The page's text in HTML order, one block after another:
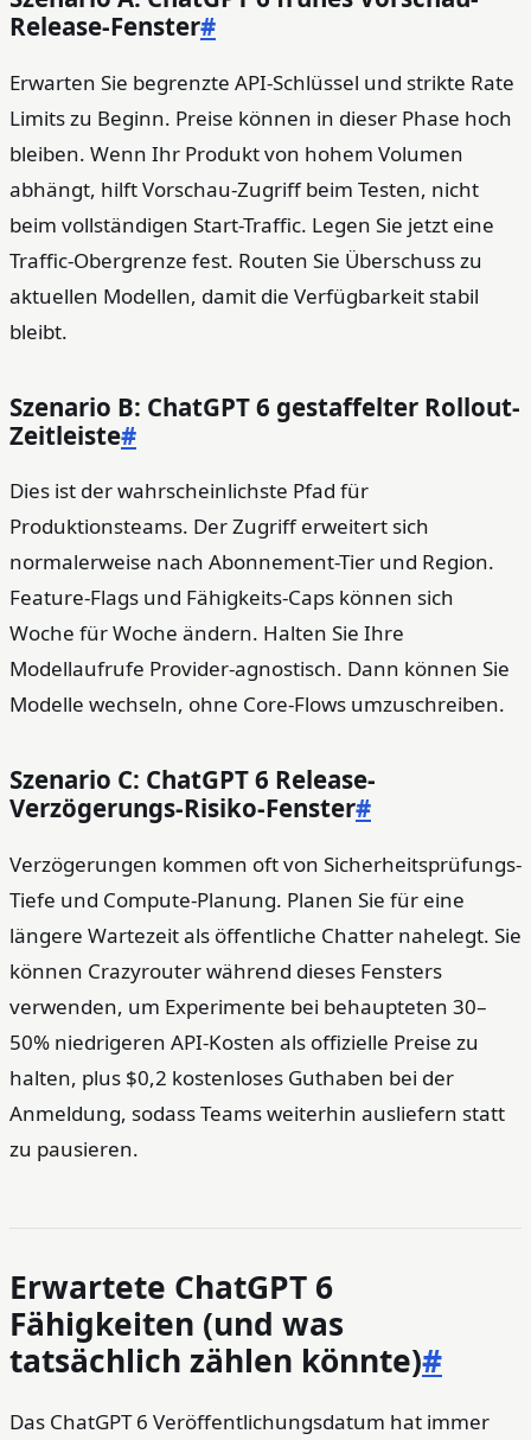
Release-Fenster#
Erwarten Sie begrenzte API-Schlüssel und strikte Rate
Limits zu Beginn. Preise können in dieser Phase hoch
bleiben. Wenn Ihr Produkt von hohem Volumen
abhängt, hilft Vorschau-Zugriff beim Testen, nicht
beim vollständigen Start-Traffic. Legen Sie jetzt eine
Traffic-Obergrenze fest. Routen Sie Überschuss zu
aktuellen Modellen, damit die Verfügbarkeit stabil
bleibt.
Szenario B: ChatGPT 6 gestaffelter Rollout-
Zeitleiste#
Dies ist der wahrscheinlichste Pfad für
Produktionsteams. Der Zugriff erweitert sich
normalerweise nach Abonnement-Tier und Region.
Feature-Flags und Fähigkeits-Caps können sich
Woche für Woche ändern. Halten Sie Ihre
Modellaufrufe Provider-agnostisch. Dann können Sie
Modelle wechseln, ohne Core-Flows umzuschreiben.
Szenario C: ChatGPT 6 Release-
Verzögerungs-Risiko-Fenster#
Verzögerungen kommen oft von Sicherheitsprüfungs-
Tiefe und Compute-Planung. Planen Sie für eine
längere Wartezeit als öffentliche Chatter nahelegt. Sie
können Crazyrouter während dieses Fensters
verwenden, um Experimente bei behaupteten 30–
50% niedrigeren API-Kosten als offizielle Preise zu
halten, plus $0,2 kostenloses Guthaben bei der
Anmeldung, sodass Teams weiterhin ausliefern statt
zu pausieren.
Erwartete ChatGPT 6
Fähigkeiten (und was
tatsächlich zählen könnte)#
Das ChatGPT 6 Veröffentlichungsdatum hat immer